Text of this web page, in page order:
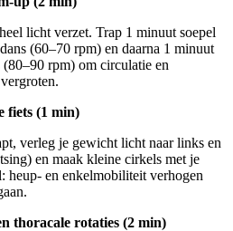
licht verzet. Trap 1 minuut soepel
(60–70 rpm) en daarna 1 minuut
(80–90 rpm) om circulatie en
fiets (1 min)
verleg je gewicht licht naar links en
en maak kleine cirkels met je
heup- en enkelmobiliteit verhogen
thoracale rotaties (2 min)